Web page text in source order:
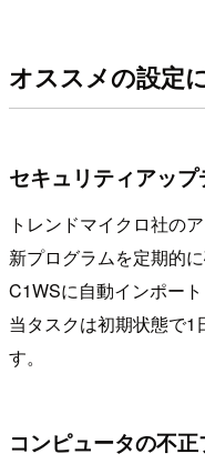
オススメの設定
セキュリティアッ
トレンドマイクロ社の
新プログラムを定期的
C1WSに自動インポート
当タスクは初期状態で1
す。
コンピュータの不